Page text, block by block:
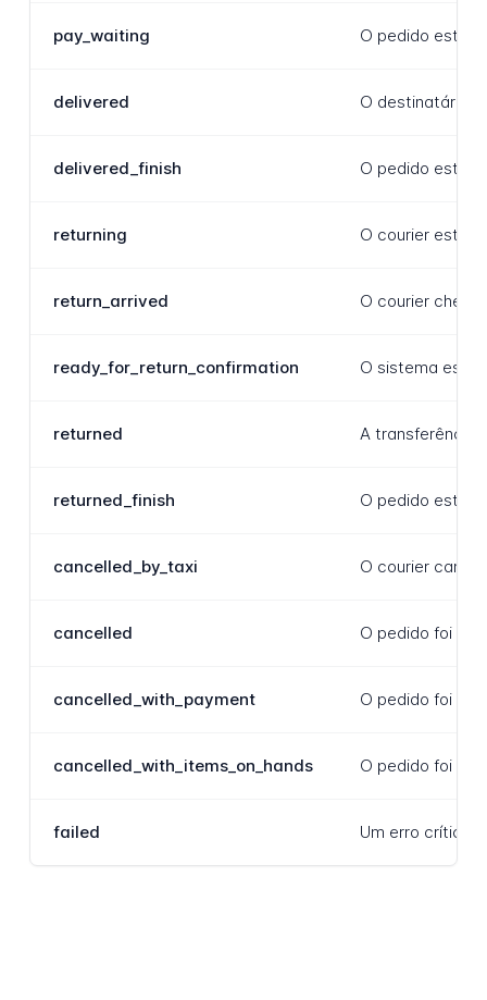
pay_waiting O pedido está
delivered O destinatário
delivered_finish O pedido está
returning O courier está
return_arrived O courier
ready_for_return_confirmation O sistema está
returned A transferência
returned_finish O pedido está
cancelled_by_taxi O courier
cancelled O pedido foi
cancelled_with_payment O pedido foi
cancelled_with_items_on_hands O pedido foi
failed Um erro crítico